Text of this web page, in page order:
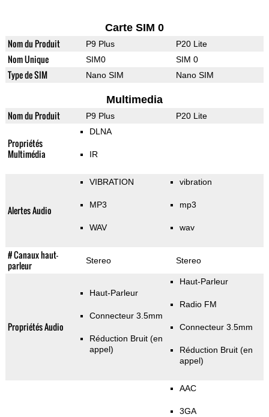
Carte SIM 0
Nom du Produit P9 Plus P20 Lite
Nom Unique SIM0 SIM 0
Type de SIM Nano SIM Nano SIM
Multimedia
Nom du Produit P9 Plus P20 Lite
Propriétés
Multimédia
DLNA
IR
Alertes Audio
VIBRATION
MP3
WAV
vibration
mp3
wav
# Canaux haut-
parleur
Stereo Stereo
Propriétés Audio
Haut-Parleur
Connecteur 3.5mm
Réduction Bruit (en
appel)
Haut-Parleur
Radio FM
Connecteur 3.5mm
Réduction Bruit (en
appel)
AAC
3GA